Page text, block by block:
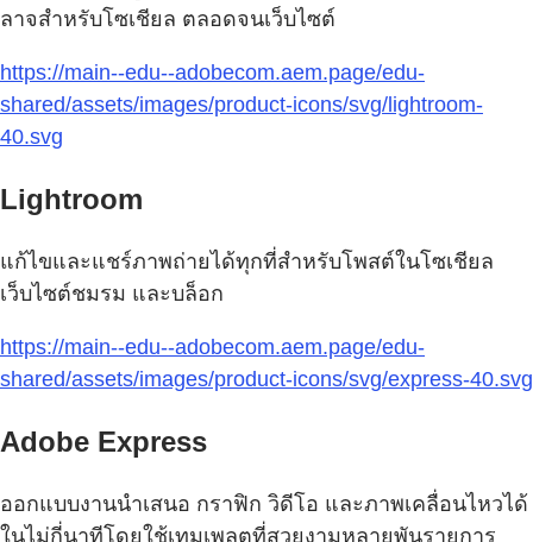
ลาจสำหรับโซเชียล ตลอดจนเว็บไซต์
https://main--edu--adobecom.aem.page/edu-
shared/assets/images/product-icons/svg/lightroom-
40.svg
Lightroom
แก้ไขและแชร์ภาพถ่ายได้ทุกที่สำหรับโพสต์ในโซเชียล
เว็บไซต์ชมรม และบล็อก
https://main--edu--adobecom.aem.page/edu-
shared/assets/images/product-icons/svg/express-40.svg
Adobe Express
ออกแบบงานนำเสนอ กราฟิก วิดีโอ และภาพเคลื่อนไหวได้
ในไม่กี่นาทีโดยใช้เทมเพลตที่สวยงามหลายพันรายการ